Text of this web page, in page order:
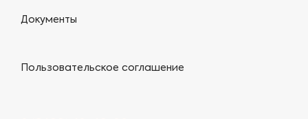
Документы
Пользовательское соглашение